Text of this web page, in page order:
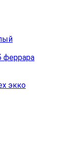
феррара
экко